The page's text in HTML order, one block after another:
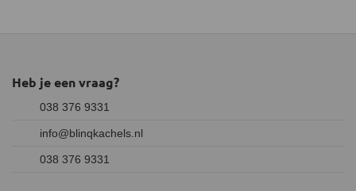
Heb je een vraag?
038 376 9331
info@blinqkachels.nl
038 376 9331